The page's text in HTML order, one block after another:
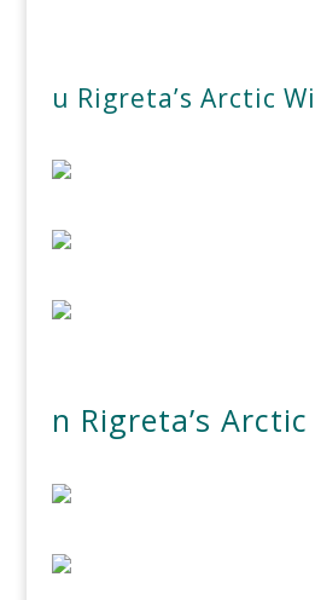
u Rigreta’s Arctic
n Rigreta’s Arctic